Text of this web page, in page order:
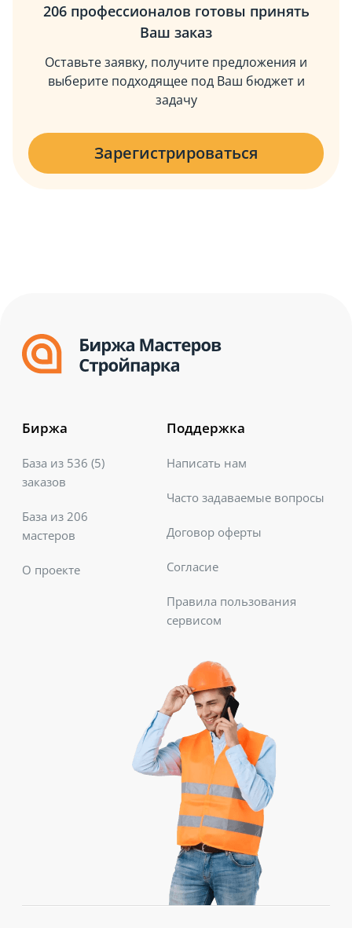
206 профессионалов готовы принять
Ваш заказ
Оставьте заявку, получите предложения и
выберите подходящее под Ваш бюджет и
задачу
Зарегистрироваться
Биржа
База из 536 (5)
заказов
База из 206
мастеров
О проекте
Поддержка
Написать нам
Часто задаваемые вопросы
Договор оферты
Согласие
Правила пользования
сервисом